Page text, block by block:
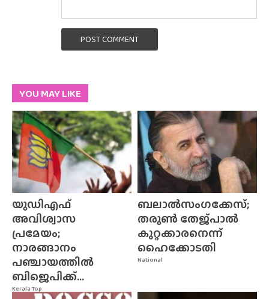
POST COMMENT
YOU MAY LIKE
Kerala Top
യുഡിഎഫ്
അവിശ്വാസ
പ്രമേയം;
നാരങ്ങാനം
പഞ്ചായത്തിൽ
ബിജെപിക്ക്...
National
ബലാൽസംഗക്കേസ്;
തരുൺ തേജ്‌പാൽ
കുറ്റക്കാരനെന്ന്
ഹൈക്കോടതി